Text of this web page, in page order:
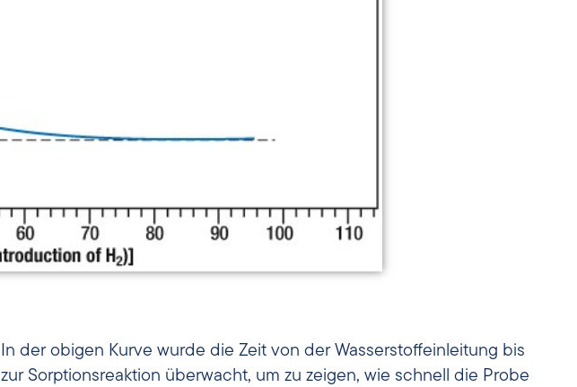
In der obigen Kurve wurde die Zeit von der Wasserstoffeinleitung bis
zur Sorptionsreaktion überwacht, um zu zeigen, wie schnell die Probe